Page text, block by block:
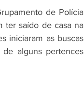
de Polícia
ter saído de casa na
iniciaram as buscas
alguns pertences